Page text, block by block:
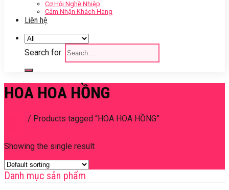
Cơ Hội Nghề Nhiệp
Cảm Nhận Khách Hàng
Liên hệ
Search for:
HOA HOA HỒNG
/ Products tagged “HOA HOA HỒNG”
Showing the single result
Danh mục sản phẩm